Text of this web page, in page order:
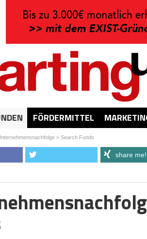
FÖRDERMITTEL
> Search Funds
share me!